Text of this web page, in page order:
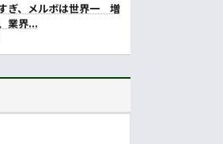
ぎ、メルボは世界一 増
業界...